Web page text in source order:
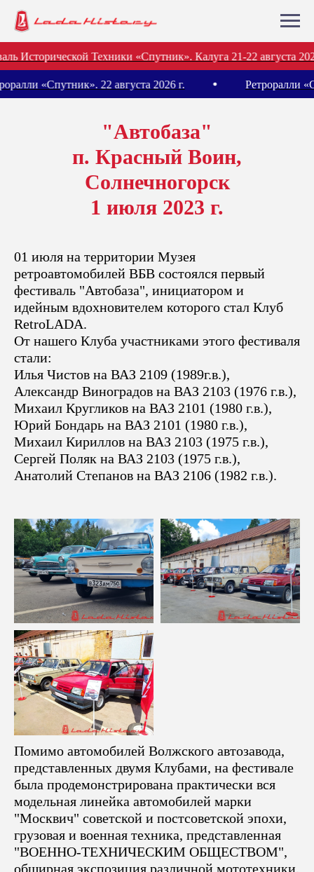
Исторической Техники «Спутник». Калуга 21-22 августа
«Спутник». 22 августа 2026 г. Ретроралли
"Автобаза"
п. Красный Воин,
Солнечногорск
1 июля 2023 г.
01 июля на территории Музея
ретроавтомобилей ВБВ состоялся первый
фестиваль "Автобаза", инициатором и
идейным вдохновителем которого стал Клуб
RetroLADA.
От нашего Клуба участниками этого фестиваля
стали:
Илья Чистов на ВАЗ 2109 (1989г.в.),
Александр Виноградов на ВАЗ 2103 (1976 г.в.),
Михаил Кругликов на ВАЗ 2101 (1980 г.в.),
Юрий Бондарь на ВАЗ 2101 (1980 г.в.),
Михаил Кириллов на ВАЗ 2103 (1975 г.в.),
Сергей Поляк на ВАЗ 2103 (1975 г.в.),
Анатолий Степанов на ВАЗ 2106 (1982 г.в.).
Помимо автомобилей Волжского автозавода,
представленных двумя Клубами, на фестивале
была продемонстрирована практически вся
модельная линейка автомобилей марки
"Москвич" советской и постсоветской эпохи,
грузовая и военная техника, представленная
"ВОЕННО-ТЕХНИЧЕСКИМ ОБЩЕСТВОМ",
обширная экспозиция различной мототехники.